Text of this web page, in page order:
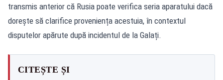
transmis anterior că Rusia poate verifica seria aparatului dacă
dorește să clarifice proveniența acestuia, în contextul
disputelor apărute după incidentul de la Galați.
CITEȘTE ȘI